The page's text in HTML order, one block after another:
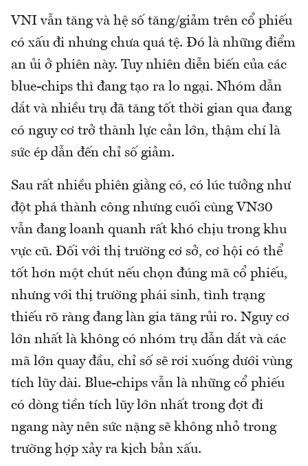
VNI vẫn tăng và hệ số tăng/giảm trên cổ phiếu
có xấu đi nhưng chưa quá tệ. Đó là những điểm
an ủi ở phiên này. Tuy nhiên diễn biến của các
blue-chips thì đang tạo ra lo ngại. Nhóm dẫn
dắt và nhiều trụ đã tăng tốt thời gian qua đang
có nguy cơ trở thành lực cản lớn, thậm chí là
sức ép dẫn đến chỉ số giảm.
Sau rất nhiều phiên giằng có, có lúc tưởng như
đột phá thành công nhưng cuối cùng VN30
vẫn đang loanh quanh rất khó chịu trong khu
vực cũ. Đối với thị trường cơ sở, cơ hội có thể
tốt hơn một chút nếu chọn đúng mã cổ phiếu,
nhưng với thị trường phái sinh, tình trạng
thiếu rõ ràng đang làn gia tăng rủi ro. Nguy cơ
lớn nhất là không có nhóm trụ dẫn dắt và các
mã lớn quay đầu, chỉ số sẽ rơi xuống dưới vùng
tích lũy dài. Blue-chips vẫn là những cổ phiếu
có dòng tiền tích lũy lớn nhất trong đợt đi
ngang này nên sức nặng sẽ không nhỏ trong
trường hợp xảy ra kịch bản xấu.